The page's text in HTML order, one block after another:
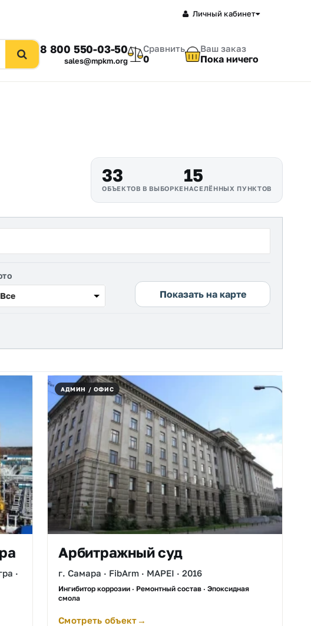
Личный кабинет
8 800 550-03-50
sales@mpkm.org
Сравнить
0
Ваш заказ
Пока ничего
33
ОБЪЕКТОВ В ВЫБОРКЕ
15
НАСЕЛЁННЫХ ПУНКТОВ
Все Показать на карте
·
АДМИН / ОФИС
Арбитражный суд
г. Самара · FibArm · MAPEI · 2016
Ингибитор коррозии · Ремонтный состав · Эпоксидная
смола
Смотреть объект